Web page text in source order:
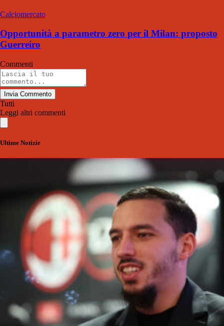
Calciomercato
Opportunità a parametro zero per il Milan: proposto
Guerreiro
Commenti
Invia Commento
Tutti
Leggi altri commenti
Ultime Notizie